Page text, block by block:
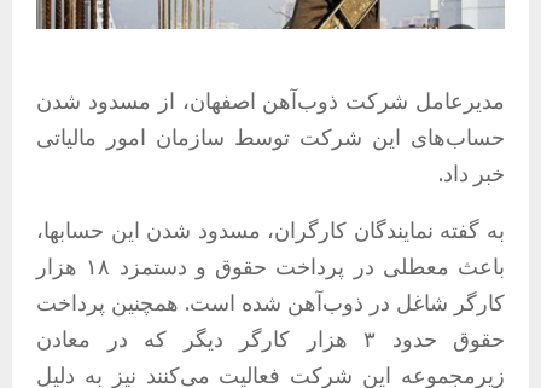
مدیرعامل شرکت ذوب‌آهن اصفهان، از مسدود شدن
حساب‌های این شرکت توسط سازمان امور مالیاتی
خبر داد.
به گفته نمایندگان کارگران، مسدود شدن این حسابها،
باعث معطلی در پرداخت حقوق و دستمزد ۱۸ هزار
کارگر شاغل در ذوب‌آهن شده است. همچنین پرداخت
حقوق حدود ۳ هزار کارگر دیگر که در معادن
زیرمجموعه این شرکت فعالیت می‌کنند نیز به دلیل